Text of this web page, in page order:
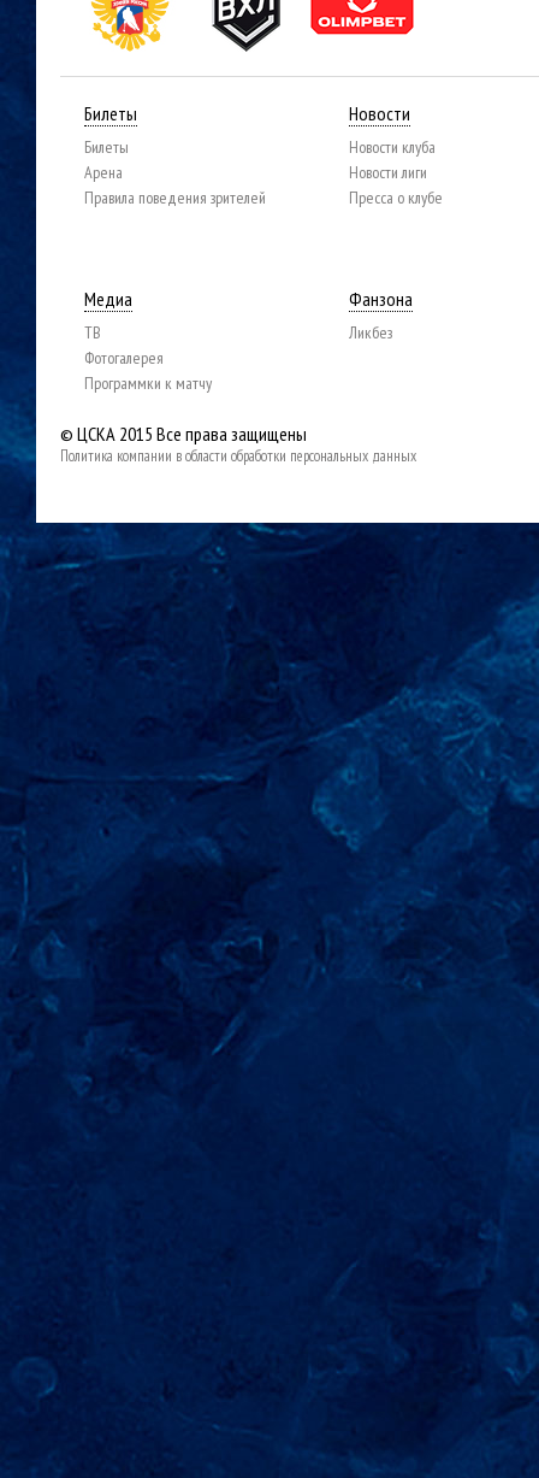
Билеты
Билеты
Арена
Правила поведения зрителей
Новости
Новости клуба
Новости лиги
Пресса о клубе
Медиа
ТВ
Фотогалерея
Программки к матчу
Фанзона
Ликбез
© ЦСКА 2015 Все права защищены
Политика компании в области обработки персональных данных